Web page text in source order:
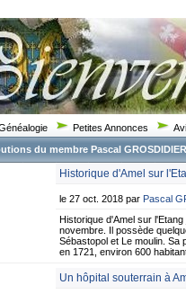
Petites Annonces
du membre Pascal
Historique d'Amel sur
le 27 oct. 2018 par Pascal
Historique d'Amel sur
novembre. Il possède
Sébastopol et Le moulin. Sa
en 1721, environ 600
Un hôpital souterrain à